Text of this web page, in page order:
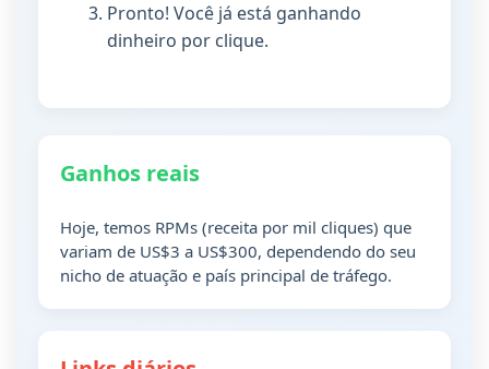
Pronto! Você já está ganhando
dinheiro por clique.
Ganhos reais
Hoje, temos RPMs (receita por mil cliques) que
variam de US$3 a US$300, dependendo do seu
nicho de atuação e país principal de tráfego.